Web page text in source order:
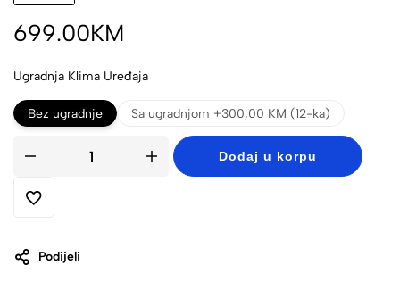
699.00KM
Ugradnja Klima Uređaja
Bez ugradnje Sa ugradnjom +300,00 KM (12-ka)
Dodaj u korpu
Podijeli